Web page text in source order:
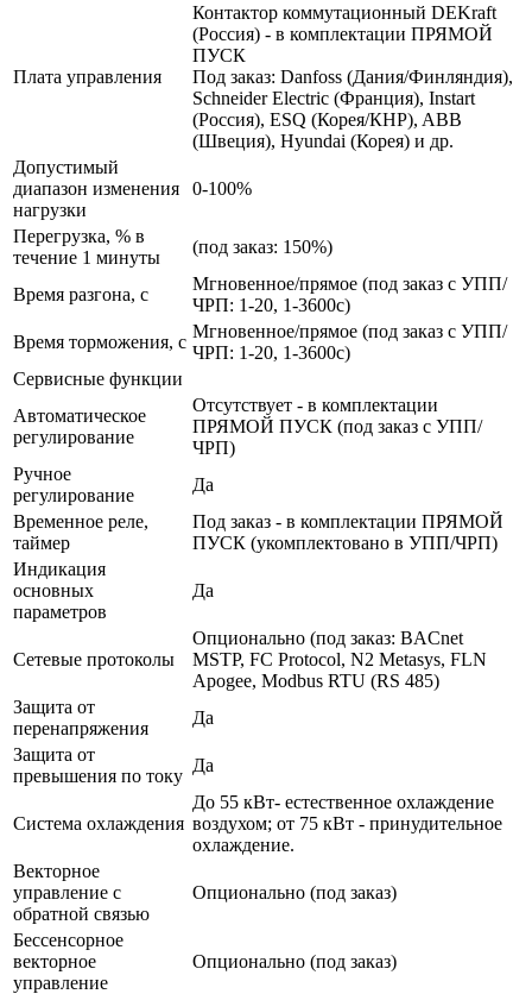
Плата управления
Контактор коммутационный DEKraft
(Россия) - в комплектации ПРЯМОЙ
ПУСК
Под заказ: Danfoss (Дания/Финляндия),
Schneider Electric (Франция), Instart
(Россия), ESQ (Корея/КНР), ABB
(Швеция), Hyundai (Корея) и др.
Допустимый
диапазон изменения
нагрузки
0-100%
Перегрузка, % в
течение 1 минуты
(под заказ: 150%)
Время разгона, с
Мгновенное/прямое (под заказ с УПП/
ЧРП: 1-20, 1-3600с)
Время торможения, с
Мгновенное/прямое (под заказ с УПП/
ЧРП: 1-20, 1-3600с)
Сервисные функции
Автоматическое
регулирование
Отсутствует - в комплектации
ПРЯМОЙ ПУСК (под заказ с УПП/
ЧРП)
Ручное
регулирование
Да
Временное реле,
таймер
Под заказ - в комплектации ПРЯМОЙ
ПУСК (укомплектовано в УПП/ЧРП)
Индикация
основных
параметров
Да
Сетевые протоколы
Опционально (под заказ: BACnet
MSTP, FC Protocol, N2 Metasys, FLN
Apogee, Modbus RTU (RS 485)
Защита от
перенапряжения
Да
Защита от
превышения по току
Да
Система охлаждения
До 55 кВт- естественное охлаждение
воздухом; от 75 кВт - принудительное
охлаждение.
Векторное
управление с
обратной связью
Опционально (под заказ)
Бессенсорное
векторное
управление
Опционально (под заказ)